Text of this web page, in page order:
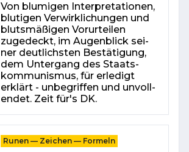
Von blu­mi­gen In­ter­pre­ta­tio­nen,
blu­ti­gen Ver­wirk­li­chun­gen und
blutsmäßigen Vorurteilen
zugedeckt, im Au­gen­blick sei­
ner deut­lichs­ten Be­stä­ti­gung,
dem Un­ter­gang des Staats­
kom­mu­nis­mus, für er­le­digt
erklärt - un­be­grif­fen und un­voll­
endet. Zeit für's DK.
Runen — Zeichen — Formeln